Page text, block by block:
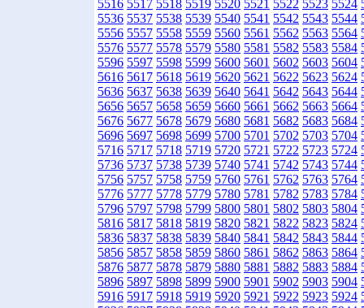
5516 5517 5518 5519 5520 5521 5522 5523 5524
5536 5537 5538 5539 5540 5541 5542 5543 5544
5556 5557 5558 5559 5560 5561 5562 5563 5564
5576 5577 5578 5579 5580 5581 5582 5583 5584
5596 5597 5598 5599 5600 5601 5602 5603 5604
5616 5617 5618 5619 5620 5621 5622 5623 5624
5636 5637 5638 5639 5640 5641 5642 5643 5644
5656 5657 5658 5659 5660 5661 5662 5663 5664
5676 5677 5678 5679 5680 5681 5682 5683 5684
5696 5697 5698 5699 5700 5701 5702 5703 5704
5716 5717 5718 5719 5720 5721 5722 5723 5724
5736 5737 5738 5739 5740 5741 5742 5743 5744
5756 5757 5758 5759 5760 5761 5762 5763 5764
5776 5777 5778 5779 5780 5781 5782 5783 5784
5796 5797 5798 5799 5800 5801 5802 5803 5804
5816 5817 5818 5819 5820 5821 5822 5823 5824
5836 5837 5838 5839 5840 5841 5842 5843 5844
5856 5857 5858 5859 5860 5861 5862 5863 5864
5876 5877 5878 5879 5880 5881 5882 5883 5884
5896 5897 5898 5899 5900 5901 5902 5903 5904
5916 5917 5918 5919 5920 5921 5922 5923 5924